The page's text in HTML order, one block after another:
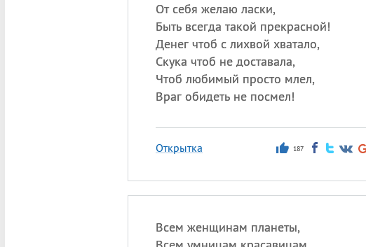
От себя желаю ласки,
Быть всегда такой прекрасной!
Денег чтоб с лихвой хватало,
Скука чтоб не доставала,
Чтоб любимый просто млел,
Враг обидеть не посмел!
Открытка 187
Всем женщинам планеты,